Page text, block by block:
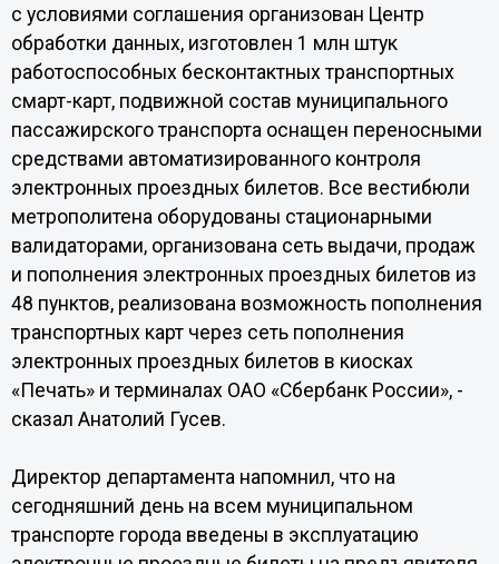
с условиями соглашения организован Центр
обработки данных, изготовлен 1 млн штук
работоспособных бесконтактных транспортных
смарт-карт, подвижной состав муниципального
пассажирского транспорта оснащен переносными
средствами автоматизированного контроля
электронных проездных билетов. Все вестибюли
метрополитена оборудованы стационарными
валидаторами, организована сеть выдачи, продаж
и пополнения электронных проездных билетов из
48 пунктов, реализована возможность пополнения
транспортных карт через сеть пополнения
электронных проездных билетов в киосках
«Печать» и терминалах ОАО «Сбербанк России», -
сказал Анатолий Гусев.
Директор департамента напомнил, что на
сегодняшний день на всем муниципальном
транспорте города введены в эксплуатацию